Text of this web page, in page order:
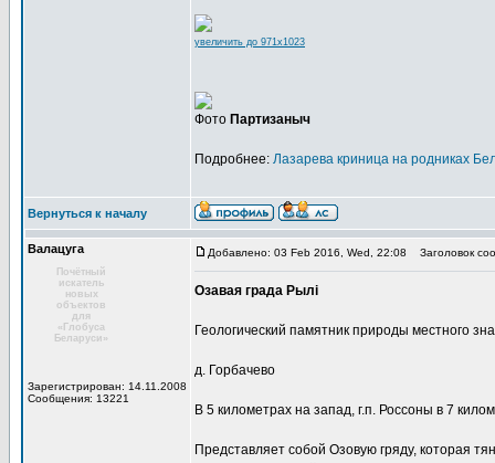
увеличить до 971x1023
Фото Партизаныч
Подробнее: Лазарева криница на родниках
Вернуться к началу
Валацуга
Почётный
искатель
новых
объектов
для
«Глобуса
Беларуси»
Зарегистрирован: 14.11.2008
Сообщения: 13221
Добавлено: 03 Feb 2016, Wed, 22:08 Заголовок
Озавая града Рылі
Геологический памятник природы местного
д. Горбачево
В 5 километрах на запад, г.п. Россоны в 7
Представляет собой Озовую гряду, которая